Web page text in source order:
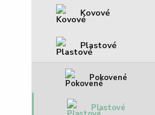
Kovové
Plastové
Pokovené
Plastové